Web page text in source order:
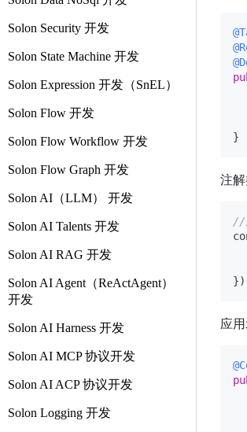
Solon Security 开发
Solon State Machine 开发
Solon Expression 开发（SnEL）
Solon Flow 开发
Solon Flow Workflow 开发
Solon Flow Graph 开发
Solon AI（LLM） 开发
Solon AI Talents 开发
Solon AI RAG 开发
Solon AI Agent（ReActAgent）
开发
Solon AI Harness 开发
Solon AI MCP 协议开发
Solon AI ACP 协议开发
Solon Logging 开发
注
//
应用